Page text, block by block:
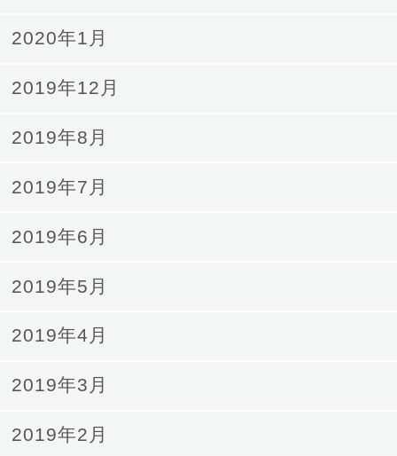
2020年1月
2019年12月
2019年8月
2019年7月
2019年6月
2019年5月
2019年4月
2019年3月
2019年2月